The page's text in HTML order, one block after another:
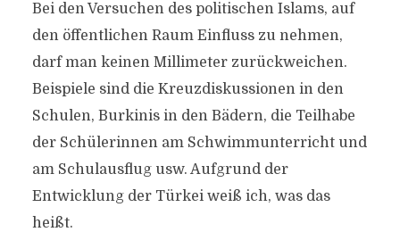
Bei den Versuchen des politischen Islams, auf
den öffentlichen Raum Einfluss zu nehmen,
darf man keinen Millimeter zurückweichen.
Beispiele sind die Kreuzdiskussionen in den
Schulen, Burkinis in den Bädern, die Teilhabe
der Schülerinnen am Schwimmunterricht und
am Schulausflug usw. Aufgrund der
Entwicklung der Türkei weiß ich, was das
heißt.